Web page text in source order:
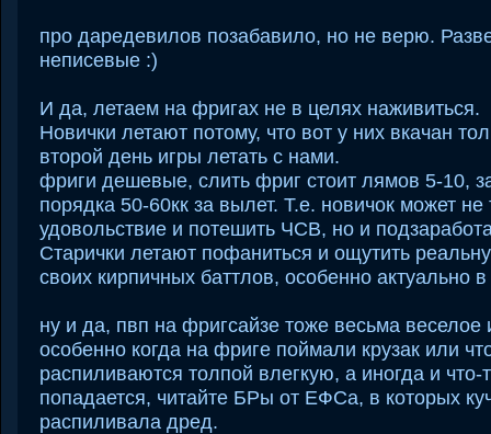
про даредевилов позабавило, но не верю.
неписевые :)
И да, летаем на фригах не в целях наживиться.
Новички летают потому, что вот у них вкачан
второй день игры летать с нами.
фриги дешевые, слить фриг стоит лямов 5-10,
порядка 50-60кк за вылет. Т.е. новичок может не
удовольствие и потешить ЧСВ, но и
Старички летают пофаниться и ощутить
своих кирпичных баттлов, особенно актуально
ну и да, пвп на фригсайзе тоже весьма
особенно когда на фриге поймали крузак или
распиливаются толпой влегкую, а иногда и что-
попадается, читайте БРы от ЕФСа, в которых
распиливала дред.